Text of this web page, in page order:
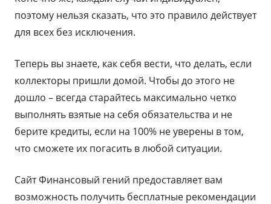
поэтому нельзя сказать, что это правило действует
для всех без исключения.
Теперь вы знаете, как себя вести, что делать, если
коллекторы пришли домой. Чтобы до этого не
дошло – всегда старайтесь максимально четко
выполнять взятые на себя обязательства и не
берите кредиты, если на 100% не уверены в том,
что сможете их погасить в любой ситуации.
Сайт Финансовый гений предоставляет вам
возможность получить бесплатные рекомендации